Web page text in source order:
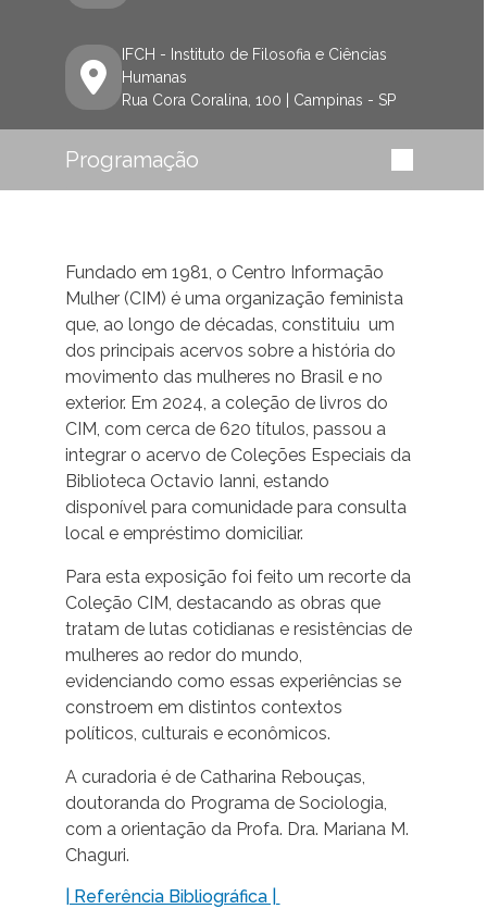
IFCH - Instituto de Filosofia e Ciências
Humanas
Rua Cora Coralina, 100 | Campinas - SP
Programação
Fundado em 1981, o Centro Informação
Mulher (CIM) é uma organização feminista
que, ao longo de décadas, constituiu um
dos principais acervos sobre a história do
movimento das mulheres no Brasil e no
exterior. Em 2024, a coleção de livros do
CIM, com cerca de 620 títulos, passou a
integrar o acervo de Coleções Especiais da
Biblioteca Octavio Ianni, estando
disponível para comunidade para consulta
local e empréstimo domiciliar.
Para esta exposição foi feito um recorte da
Coleção CIM, destacando as obras que
tratam de lutas cotidianas e resistências de
mulheres ao redor do mundo,
evidenciando como essas experiências se
constroem em distintos contextos
políticos, culturais e econômicos.
A curadoria é de Catharina Rebouças,
doutoranda do Programa de Sociologia,
com a orientação da Profa. Dra. Mariana M.
Chaguri.
| Referência Bibliográfica |